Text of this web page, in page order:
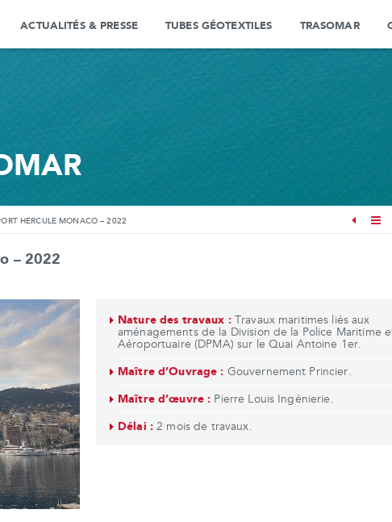
ACTUALITÉS & PRESSE TUBES GÉOTEXTILES TRASOMAR
HERCULE MONACO – 2022
– 2022
Nature des travaux : Travaux maritimes liés aux
aménagements de la Division de la Police Maritime
Aéroportuaire (DPMA) sur le Quai Antoine 1er.
Maître d’Ouvrage : Gouvernement Princier.
Maître d’œuvre : Pierre Louis Ingénierie.
Délai :2 mois de travaux.